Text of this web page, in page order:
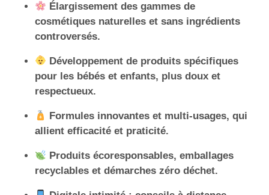
Élargissement des gammes de
cosmétiques naturelles et sans ingrédients
controversés.
Développement de produits spécifiques
pour les bébés et enfants, plus doux et
respectueux.
Formules innovantes et multi-usages, qui
allient efficacité et praticité.
Produits écoresponsables, emballages
recyclables et démarches zéro déchet.